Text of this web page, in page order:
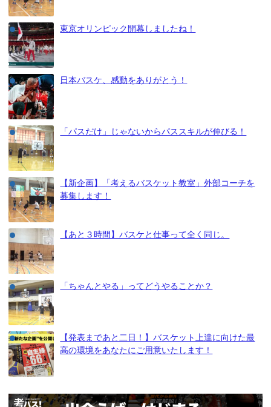
東京オリンピック開幕しましたね！
日本バスケ、感動をありがとう！
「パスだけ」じゃないからパススキルが伸びる！
【新企画】「考えるバスケット教室」外部コーチを
募集します！
【あと３時間】バスケと仕事って全く同じ。
「ちゃんとやる」ってどうやることか？
【発表まであと二日！】バスケット上達に向けた最
高の環境をあなたにご用意いたします！